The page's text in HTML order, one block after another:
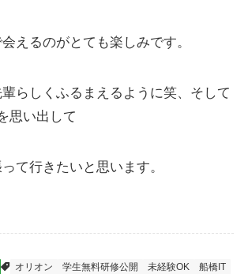
えるのがとても楽しみです。
らしくふるまえるように笑、そして
思い出して
て行きたいと思います。
オリオン 学生無料研修公開 未経験OK 船橋IT